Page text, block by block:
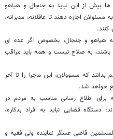
بیش از این نباید به جنجال و هیاهو
مسئولان اجازه دهند تا عاقلانه، مدبرانه،
هیاهو و جنجال، بخصوص اگر عده ای
باشند، به صلاح نیست و همه باید مراقب
که مسوولان، این ماجرا را تا آخر
خواهد شد.
برای اطلاع رسانی مناسب به مردم در
دستگاه قضایی نباید به افراد بدکاره،
قاضی عسگر نماینده ولی فقیه و